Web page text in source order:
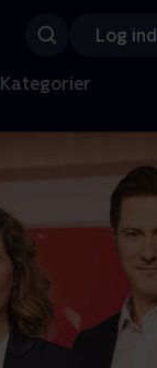
Log ind
Kategorier